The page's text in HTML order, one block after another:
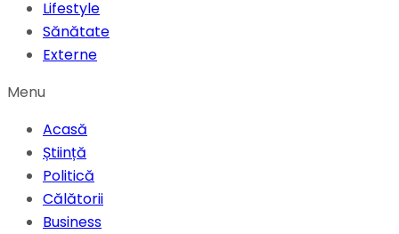
Lifestyle
Sănătate
Externe
Menu
Acasă
Știință
Politică
Călătorii
Business